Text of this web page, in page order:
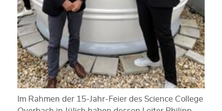
Im Rahmen der 15-Jahr-Feier des Science College